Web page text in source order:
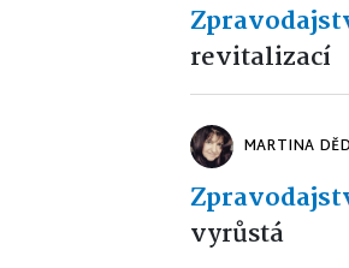
revitalizací
MARTINA
vyrůstá